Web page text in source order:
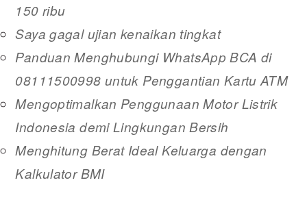
150 ribu
Saya gagal ujian kenaikan tingkat
Panduan Menghubungi WhatsApp BCA di
08111500998 untuk Penggantian Kartu ATM
Mengoptimalkan Penggunaan Motor Listrik
Indonesia demi Lingkungan Bersih
Menghitung Berat Ideal Keluarga dengan
Kalkulator BMI